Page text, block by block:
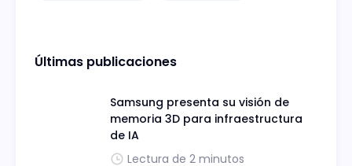
Últimas publicaciones
Samsung presenta su visión de
memoria 3D para infraestructura
de IA
Lectura de 2 minutos